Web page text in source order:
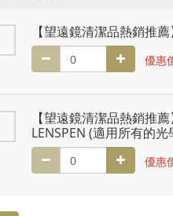
【望遠鏡清潔品熱銷推
優惠
【望遠鏡清潔品熱銷推
LENSPEN (適用所有的光
優惠